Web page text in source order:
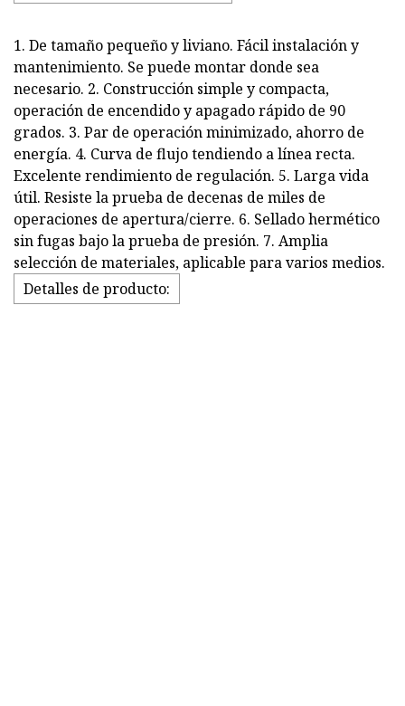
1. De tamaño pequeño y liviano. Fácil instalación y
mantenimiento. Se puede montar donde sea
necesario. 2. Construcción simple y compacta,
operación de encendido y apagado rápido de 90
grados. 3. Par de operación minimizado, ahorro de
energía. 4. Curva de flujo tendiendo a línea recta.
Excelente rendimiento de regulación. 5. Larga vida
útil. Resiste la prueba de decenas de miles de
operaciones de apertura/cierre. 6. Sellado hermético
sin fugas bajo la prueba de presión. 7. Amplia
selección de materiales, aplicable para varios medios.
Detalles de producto: